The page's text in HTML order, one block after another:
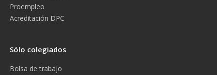
Proempleo
Acreditación DPC
Sólo colegiados
Bolsa de trabajo